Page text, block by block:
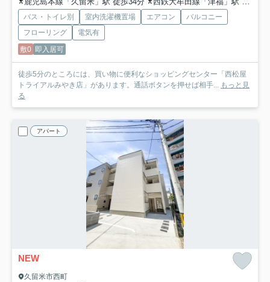
バス・トイレ別 室内洗濯機置場 エアコン
バルコニー
フローリング
電気有
敷0 即入居可
徒歩5分のところには、買い物に便利なショッピングセンター「西松屋
トライアルみやき店」があります。通話ボタンを押せば相手...
もっと見
る
アパート
NEW
久留米市西町